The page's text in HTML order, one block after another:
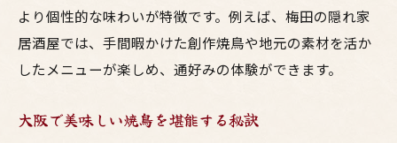
より個性的な味わいが特徴です。例えば、梅田の隠れ家
居酒屋では、手間暇かけた創作焼鳥や地元の素材を活か
したメニューが楽しめ、通好みの体験ができます。
大阪で美味しい焼鳥を堪能する秘訣